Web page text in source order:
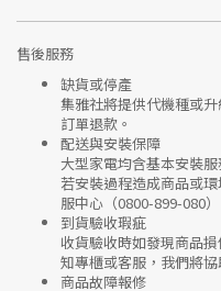
售後服務
缺貨或停產
集雅社將提供代機種或
訂單退款。
配送與安裝保障
大型家電均含基本安裝服
若安裝過程造成商品或
服中心 （0800-899-080
到貨驗收瑕疵
收貨驗收時如發現商品
知專櫃或客服，我們將協
商品故障報修